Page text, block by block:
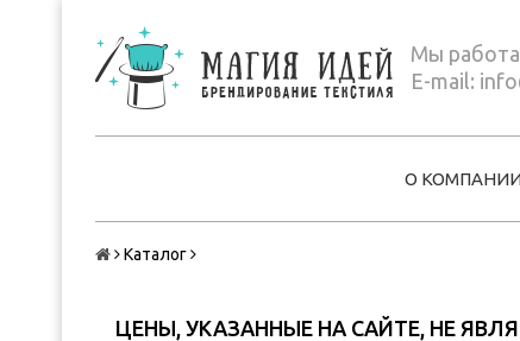
Мы
E-mail:
О
Каталог
ЦЕНЫ, УКАЗАННЫЕ НА САЙТЕ, НЕ